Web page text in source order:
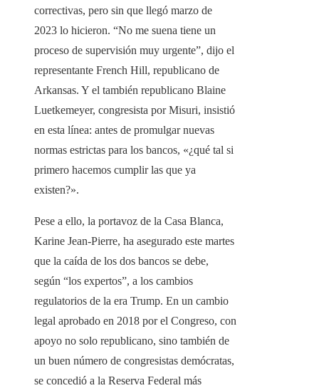
correctivas, pero sin que llegó marzo de
2023 lo hicieron. “No me suena tiene un
proceso de supervisión muy urgente”, dijo el
representante French Hill, republicano de
Arkansas. Y el también republicano Blaine
Luetkemeyer, congresista por Misuri, insistió
en esta línea: antes de promulgar nuevas
normas estrictas para los bancos, «¿qué tal si
primero hacemos cumplir las que ya
existen?».
Pese a ello, la portavoz de la Casa Blanca,
Karine Jean-Pierre, ha asegurado este martes
que la caída de los dos bancos se debe,
según “los expertos”, a los cambios
regulatorios de la era Trump. En un cambio
legal aprobado en 2018 por el Congreso, con
apoyo no solo republicano, sino también de
un buen número de congresistas demócratas,
se concedió a la Reserva Federal más